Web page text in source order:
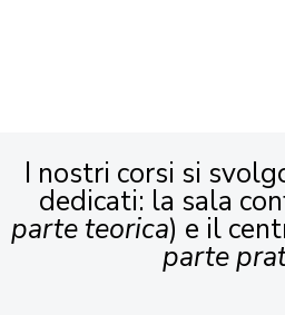
I nostri corsi si
dedicati: la sala
parte teorica) e il
parte